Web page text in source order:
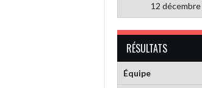
12 décembre
RÉSULTATS
Équipe